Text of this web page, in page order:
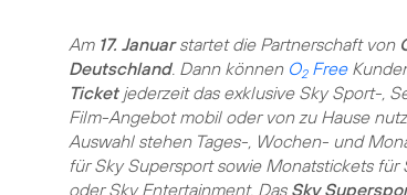
Am 17. Januarstartet die Partnerschaft von
Deutschland. Dann können O2Free
Ticketjederzeit das exklusive Sky Sport-,
Film-Angebot mobil oder von zu Hause
Auswahl stehen Tages-, Wochen- und
für Sky Supersport sowie Monatstickets für
oder Sky Entertainment. Das Sky